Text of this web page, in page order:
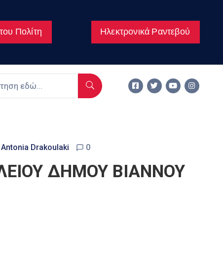
Πολίτη Ηλεκτρονικά Ραντεβού
Antonia Drakoulaki 0
ΔΗΜΟΥ ΒΙΑΝΝΟΥ